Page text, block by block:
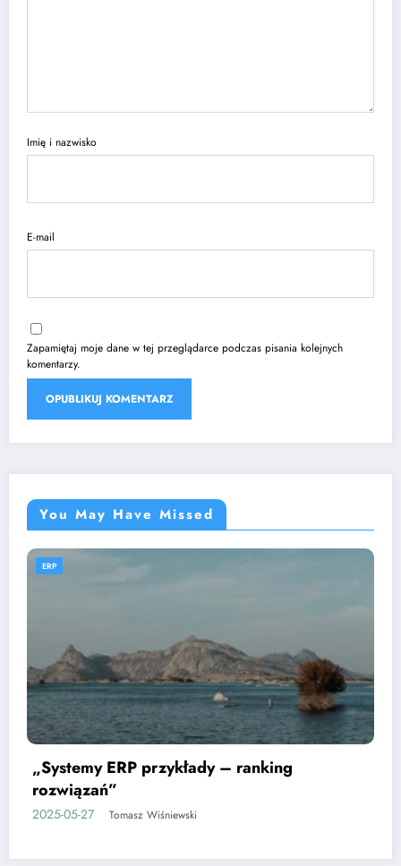
Imię i nazwisko
E-mail
Zapamiętaj moje dane w tej przeglądarce podczas pisania kolejnych
komentarzy.
You May Have Missed
„System ERP – przykłady zastosowań w
logistyce”